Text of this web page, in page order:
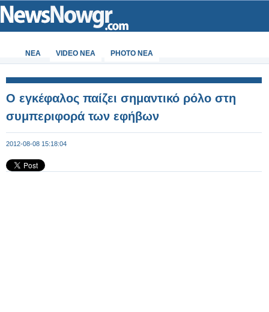
ΝΕΑ VIDEO NEA PHOTO NEA
Ο εγκέφαλος παίζει σημαντικό ρόλο στη
συμπεριφορά των εφήβων
2012-08-08 15:18:04